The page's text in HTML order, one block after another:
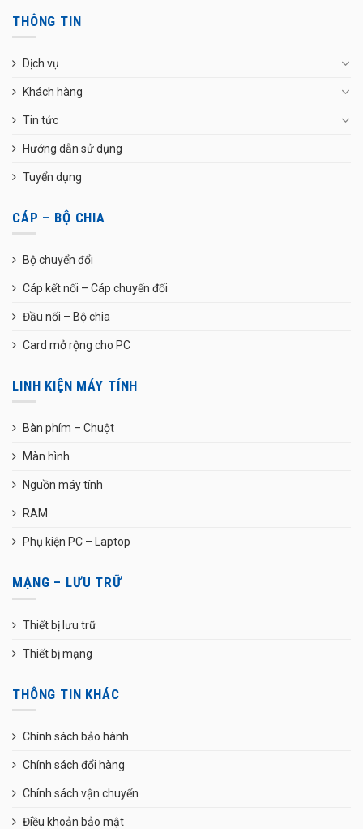
THÔNG TIN
Dịch vụ
Khách hàng
Tin tức
Hướng dẫn sử dụng
Tuyển dụng
CÁP – BỘ CHIA
Bộ chuyển đổi
Cáp kết nối – Cáp chuyển đổi
Đầu nối – Bộ chia
Card mở rộng cho PC
LINH KIỆN MÁY TÍNH
Bàn phím – Chuột
Màn hình
Nguồn máy tính
RAM
Phụ kiện PC – Laptop
MẠNG – LƯU TRỮ
Thiết bị lưu trữ
Thiết bị mạng
THÔNG TIN KHÁC
Chính sách bảo hành
Chính sách đổi hàng
Chính sách vận chuyển
Điều khoản bảo mật